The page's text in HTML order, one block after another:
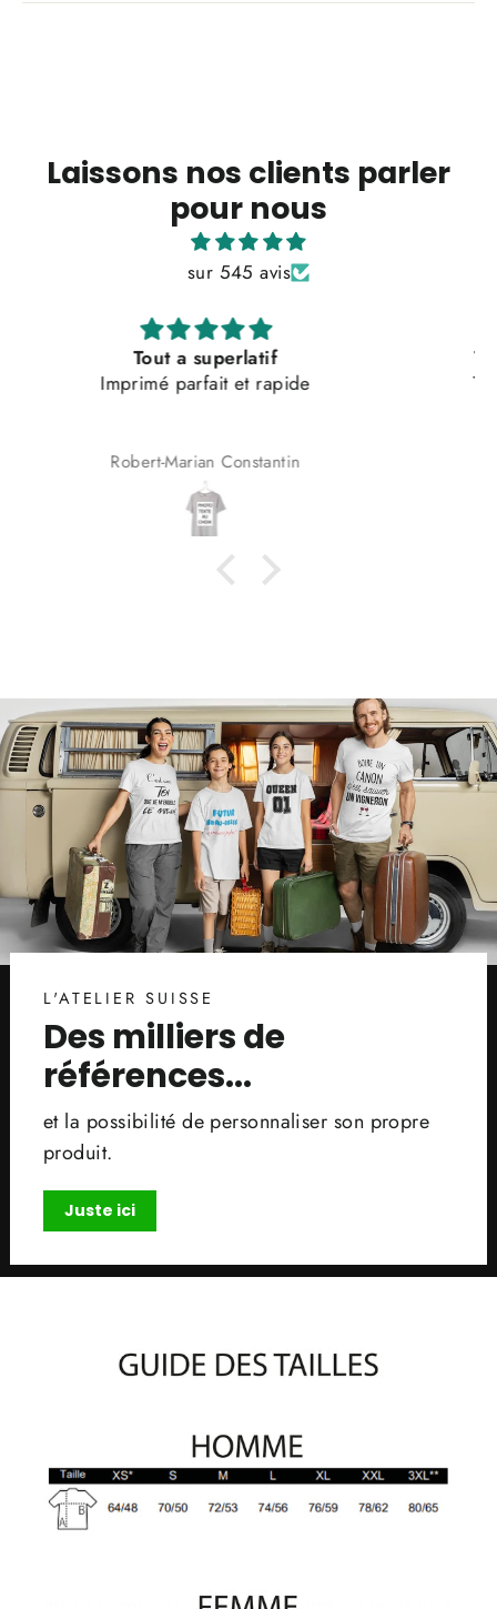
Laissons nos clients parler
pour nous
sur 545 avis
Top qualité et service clients très satisfait
Top qualité et service clients très satisfait 👌🏼
Eliot Eggimann
L'ATELIER SUISSE
Des milliers de
références...
et la possibilité de personnaliser son propre
produit.
Juste ici